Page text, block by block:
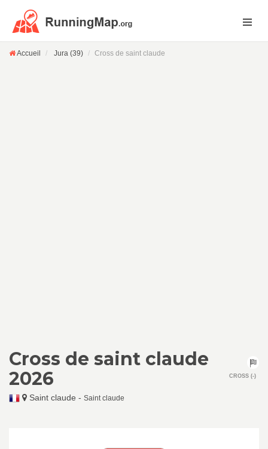
Accueil Jura (39) Cross de saint claude
Cross de saint claude
2026
Saint claude - Saint claude
CROSS (-)